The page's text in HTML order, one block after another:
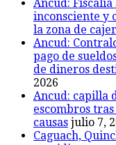
Ancud:
inconsciente y
la zona de
Ancud:
pago de
de dineros
2026
Ancud: capilla
escombros
causas julio 7,
Caguach,